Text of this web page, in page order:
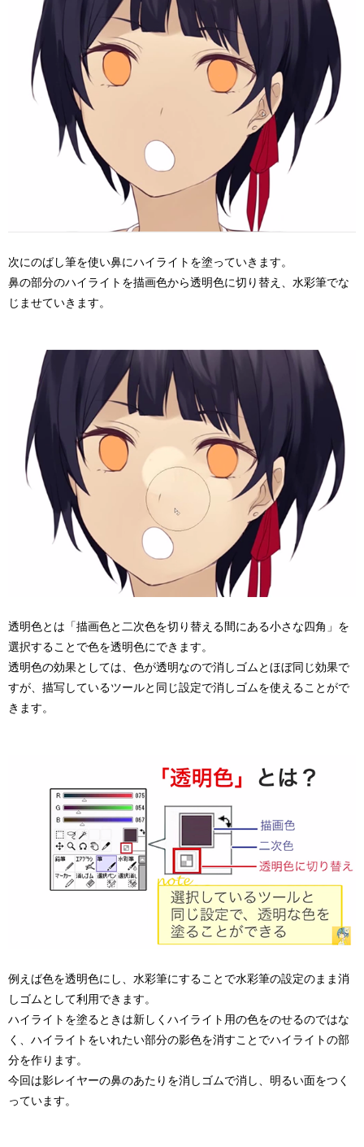
次にのばし筆を使い鼻にハイライトを塗っていきます。
鼻の部分のハイライトを描画色から透明色に切り替え、水彩筆でな
じませていきます。
透明色とは「描画色と二次色を切り替える間にある小さな四角」を
選択することで色を透明色にできます。
透明色の効果としては、色が透明なので消しゴムとほぼ同じ効果で
すが、描写しているツールと同じ設定で消しゴムを使えることがで
きます。
例えば色を透明色にし、水彩筆にすることで水彩筆の設定のまま消
しゴムとして利用できます。
ハイライトを塗るときは新しくハイライト用の色をのせるのではな
く、ハイライトをいれたい部分の影色を消すことでハイライトの部
分を作ります。
今回は影レイヤーの鼻のあたりを消しゴムで消し、明るい面をつく
っています。